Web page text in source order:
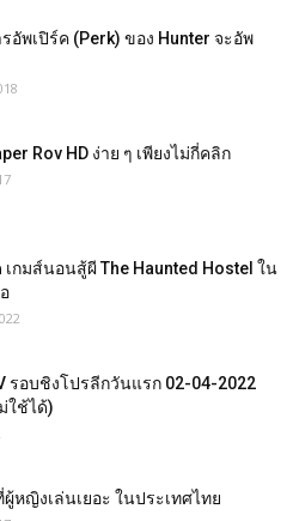
รอัพเปิร์ค (Perk) ของ Hunter จะอัพ
Rov HD ง่าย ๆ เพียงไม่กี่คลิก
กมส์นอนสู้ผี The Haunted Hostel ใน
รอบชิงโปรลีกวันแรก 02-04-2022
ใช้ได้)
หญิงเล่นเยอะ ในประเทศไทย